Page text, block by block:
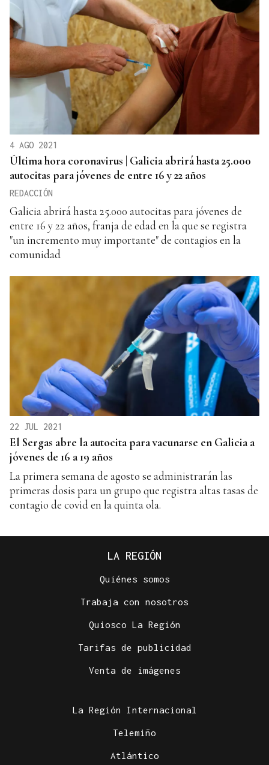
4 AGO 2021
Última hora coronavirus | Galicia abrirá hasta 25.000
autocitas para jóvenes de entre 16 y 22 años
REDACCIÓN
Galicia abrirá hasta 25.000 autocitas para jóvenes de
entre 16 y 22 años, franja de edad en la que se registra
"un incremento muy importante" de contagios en la
comunidad
22 JUL 2021
El Sergas abre la autocita para vacunarse en Galicia a
jóvenes de 16 a 19 años
La primera semana de agosto se administrarán las
primeras dosis para un grupo que registra altas tasas de
contagio de covid en la quinta ola.
LA REGIÓN
Quiénes somos
Trabaja con nosotros
Quiosco La Región
Tarifas de publicidad
Venta de imágenes
La Región Internacional
Telemiño
Atlántico